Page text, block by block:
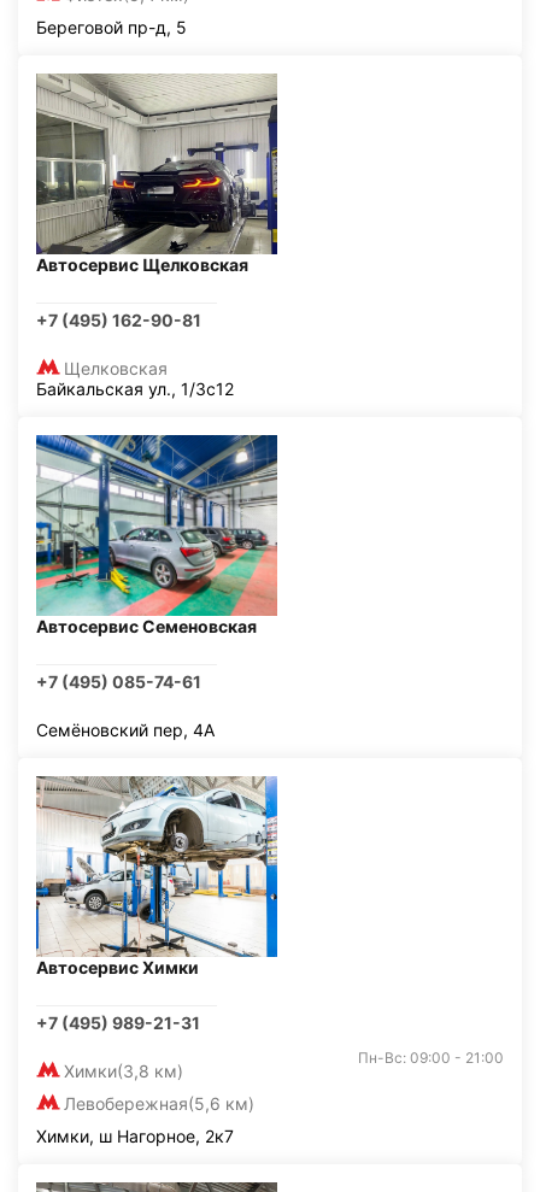
Береговой пр-д, 5
Автосервис Щелковская
+7 (495) 162-90-81
Щелковская
Байкальская ул., 1/3с12
Автосервис Семеновская
+7 (495) 085-74-61
Семёновский пер, 4А
Автосервис Химки
+7 (495) 989-21-31
Химки(3,8 км)
Левобережная(5,6 км)
Пн-Вс: 09:00 - 21:00
Химки, ш Нагорное, 2к7